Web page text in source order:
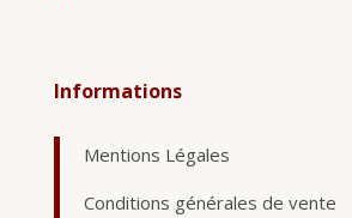
Informations
Mentions Légales
Conditions générales de vente